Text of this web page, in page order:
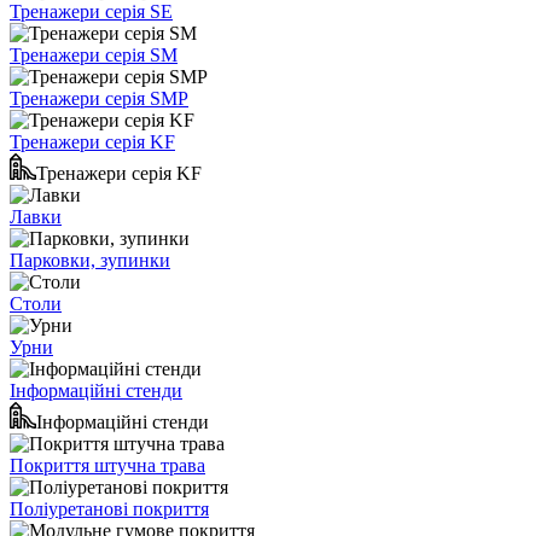
Тренажери серія SE
Тренажери серія SM
Тренажери серія SMP
Тренажери серія KF
Тренажери серія KF
Лавки
Парковки, зупинки
Столи
Урни
Інформаційні стенди
Інформаційні стенди
Покриття штучна трава
Поліуретанові покриття